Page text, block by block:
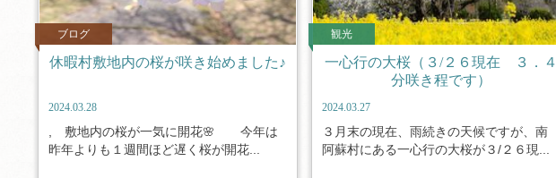
ブログ
休暇村敷地内の桜が咲き始めました♪
2024.03.28
, 敷地内の桜が一気に開花🌸 今年は
昨年よりも１週間ほど遅く桜が開花...
観光
一心行の大桜（３/２６現在 ３．４
分咲き程です）
2024.03.27
３月末の現在、雨続きの天候ですが、南
阿蘇村にある一心行の大桜が３/２６現...